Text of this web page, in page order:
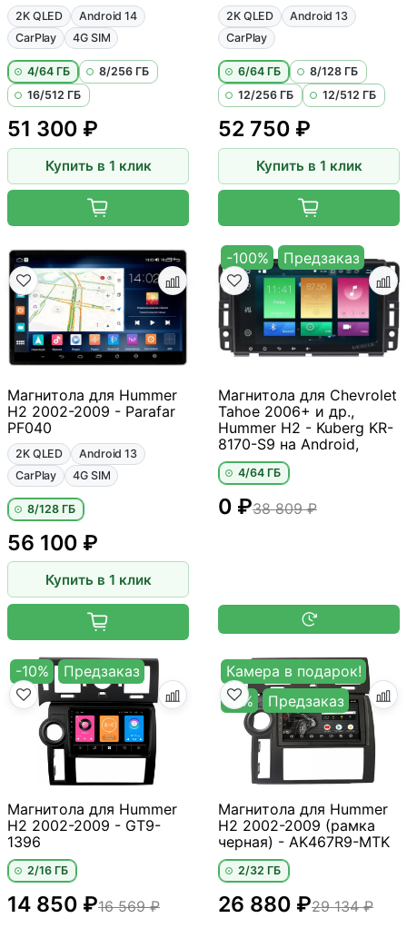
2K QLED
Android 14
CarPlay
4G SIM
4/64 ГБ
8/256 ГБ
16/512 ГБ
51 300 ₽
Купить в 1 клик
2K QLED
Android 13
CarPlay
6/64 ГБ
8/128 ГБ
12/256 ГБ
12/512 ГБ
52 750 ₽
Купить в 1 клик
Магнитола для Hummer
H2 2002-2009 - Parafar
PF040
2K QLED
Android 13
CarPlay
4G SIM
8/128 ГБ
56 100 ₽
Купить в 1 клик
-100% Предзаказ
Магнитола для Chevrolet
Tahoe 2006+ и др.,
Hummer H2 - Kuberg KR-
8170-S9 на Android,
4/64 ГБ
38 809 ₽
0 ₽
-10% Предзаказ
Магнитола для Hummer
H2 2002-2009 - GT9-
1396
2/16 ГБ
16 569 ₽
14 850 ₽
Камера в подарок!
-8%
Предзаказ
Магнитола для Hummer
H2 2002-2009 (рамка
черная) - AK467R9-MTK
2/32 ГБ
29 134 ₽
26 880 ₽